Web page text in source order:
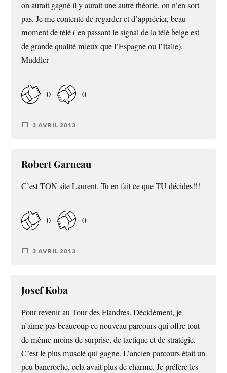
on aurait gagné il y aurait une autre théorie, on n’en sort
pas. Je me contente de regarder et d’apprécier, beau
moment de télé ( en passant le signal de la télé belge est
de grande qualité mieux que l’Espagne ou l’Italie).
Muddler
0 0
3 AVRIL 2013
Robert Garneau
C’est TON site Laurent. Tu en fait ce que TU décides!!!
0 0
3 AVRIL 2013
Josef Koba
Pour revenir au Tour des Flandres. Décidément, je
n’aime pas beaucoup ce nouveau parcours qui offre tout
de même moins de surprise, de tactique et de stratégie.
C’est le plus musclé qui gagne. L’ancien parcours était un
peu bancroche, cela avait plus de charme. Je préfère les